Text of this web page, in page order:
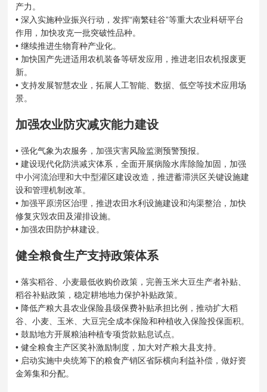
产力。
• 深入实施种业振兴行动，发挥“南繁硅谷”等重大农业科研平台
作用，加快攻克一批突破性品种。
• 继续推进生物育种产业化。
• 加快国产先进适用农机装备等研发应用，推进老旧农机报废更
新。
• 支持发展智慧农业，拓展人工智能、数据、低空等技术应用场
景。
加强农业防灾减灾能力建设
• 强化气象为农服务，加强灾害风险监测预警预报。
• 建设现代化防洪减灾体系，全面开展病险水库除险加固，加强
中小河流治理和大中型灌区建设改造，推进蓄滞洪区关键设施建
设和管理机制改革。
• 加强平原涝区治理，推进农田水利设施建设和沟渠整治，加快
修复灾毁农田及灌排设施。
• 加强农田防护林建设。
健全粮食生产支持政策体系
• 落实稻谷、小麦最低收购价政策，完善玉米大豆生产者补贴、
稻谷补贴政策，稳定耕地地力保护补贴政策。
• 降低产粮大县农业保险县级保费补贴承担比例，推动扩大稻
谷、小麦、玉米、大豆完全成本保险和种植收入保险投保面积。
• 鼓励地方开展粮油种植专项货款贴息试点。
• 健全粮食主产区奖补激励制度，加大对产粮大县支持。
• 启动实施中央统筹下的粮食产销区省际横向利益补偿，做好资
金筹集和分配。